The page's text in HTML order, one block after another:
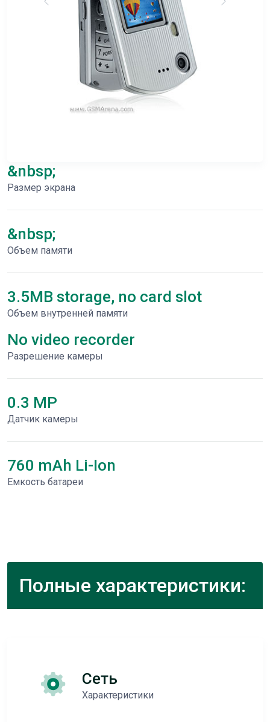
&nbsp;
Размер экрана
&nbsp;
Объем памяти
3.5MB storage, no card slot
Объем внутренней памяти
No video recorder
Разрешение камеры
0.3 MP
Датчик камеры
760 mAh Li-Ion
Емкость батареи
Полные характеристики:
Сеть
Характеристики